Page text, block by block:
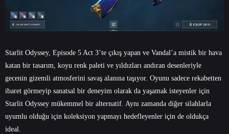
Starlit Odyssey, Episode 5 Act 3’te çıkış yapan ve Vandal’a mistik bir hava
katan bir tasarım, koyu renk paleti ve yıldızları andıran desenleriyle
gecenin gizemli atmosferini savaş alanına taşıyor. Oyunu sadece rekabetten
ibaret görmeyip sanatsal bir deneyim olarak da yaşamak isteyenler için
Starlit Odyssey mükemmel bir alternatif. Aynı zamanda diğer silahlarla
uyumlu olduğu için koleksiyon yapmayı hedefleyenler için de oldukça
ideal.